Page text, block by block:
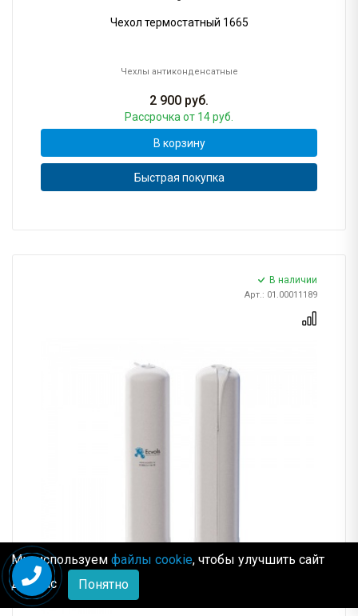
Чехол термостатный 1665
Чехлы антиконденсатные
2 900 руб.
Рассрочка от 14 руб.
В корзину
Быстрая покупка
В наличии
Арт.: 01.00011189
Мы используем файлы cookie, чтобы улучшить сайт
для Вас
Понятно